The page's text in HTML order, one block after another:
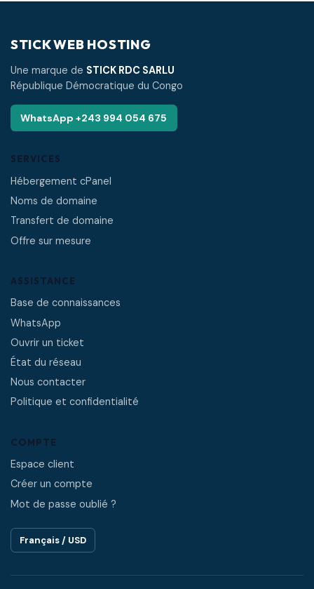
STICK WEB HOSTING
Une marque de STICK RDC SARLU
République Démocratique du Congo
WhatsApp +243 994 054 675
SERVICES
Hébergement cPanel
Noms de domaine
Transfert de domaine
Offre sur mesure
ASSISTANCE
Base de connaissances
WhatsApp
Ouvrir un ticket
État du réseau
Nous contacter
Politique et confidentialité
COMPTE
Espace client
Créer un compte
Mot de passe oublié ?
Français / USD